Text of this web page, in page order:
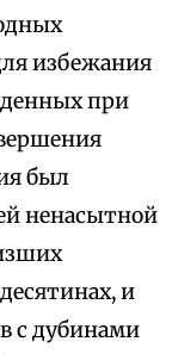
избежания
при
был
ненасытной
и
с дубинами